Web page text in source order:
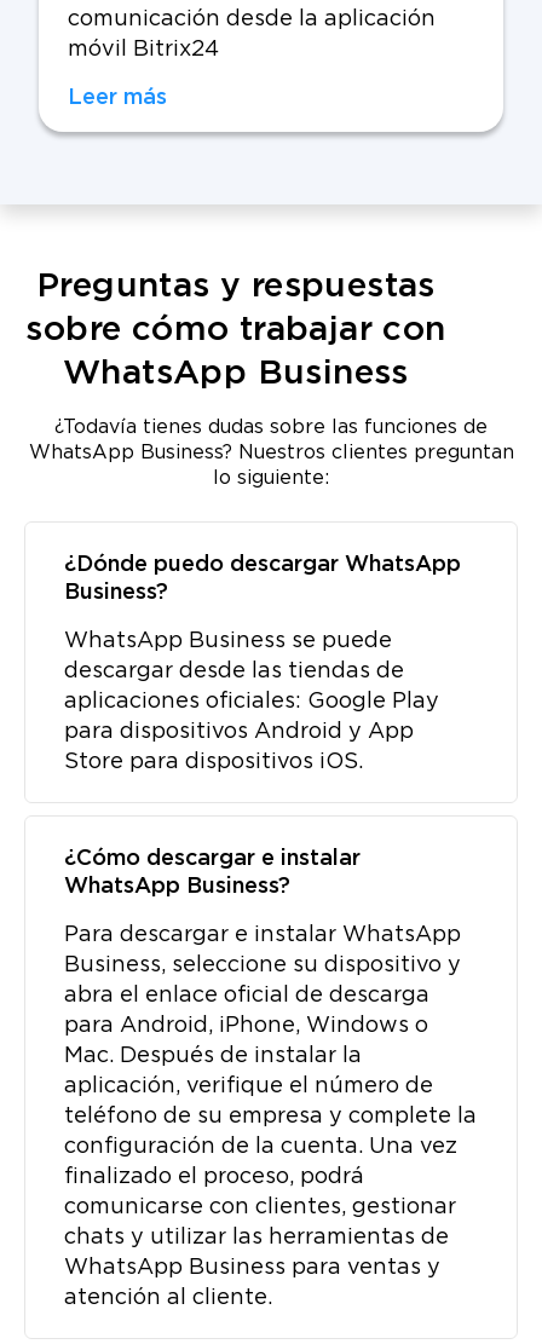
comunicación desde la aplicación
móvil Bitrix24
Leer más
Preguntas y respuestas
sobre cómo trabajar con
WhatsApp Business
¿Todavía tienes dudas sobre las funciones de
WhatsApp Business? Nuestros clientes preguntan
lo siguiente:
¿Dónde puedo descargar WhatsApp
Business?
WhatsApp Business se puede
descargar desde las tiendas de
aplicaciones oficiales: Google Play
para dispositivos Android y App
Store para dispositivos iOS.
¿Cómo descargar e instalar
WhatsApp Business?
Para descargar e instalar WhatsApp
Business, seleccione su dispositivo y
abra el enlace oficial de descarga
para Android, iPhone, Windows o
Mac. Después de instalar la
aplicación, verifique el número de
teléfono de su empresa y complete la
configuración de la cuenta. Una vez
finalizado el proceso, podrá
comunicarse con clientes, gestionar
chats y utilizar las herramientas de
WhatsApp Business para ventas y
atención al cliente.